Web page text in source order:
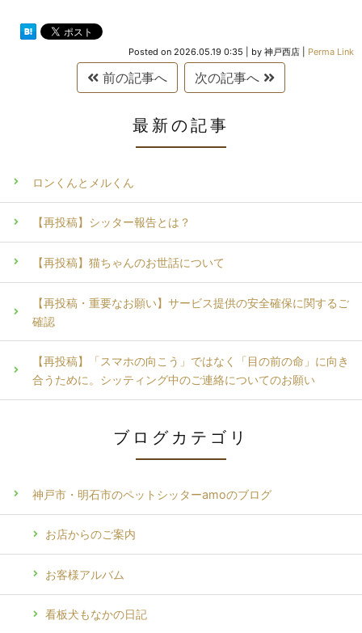
Posted on 2026.05.19 0:35 by 神戸西店 Perma Link
前の記事へ 次の記事へ
最新の記事
ロンくんとメルくん
【再投稿】シッター報告とは？
【再投稿】猫ちゃんのお世話について
【再投稿・重要なお願い】サービス提供の安全確保に関するご
確認
【再投稿】「スマホの向こう」ではなく「目の前の命」に向き
合うために。シッティング中のご連絡についてのお願い
ブログカテゴリ
神戸市・明石市のペットシッターamoのブログ
お店からのご案内
お客様アルバム
看板犬もなかの日記